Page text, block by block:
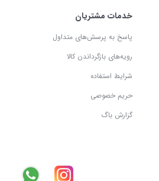
خدمات مشتریان
پاسخ به پرسش‌های متداول
رویه‌های بازگرداندن کالا
شرایط استفاده
حریم خصوصی
گزارش باگ